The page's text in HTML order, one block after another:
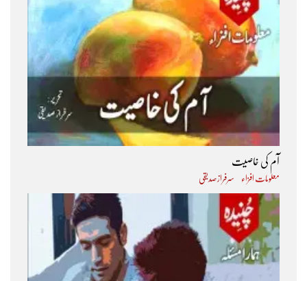
آم کی خاصیت
معلومات افزاء سرفراز صدیقی